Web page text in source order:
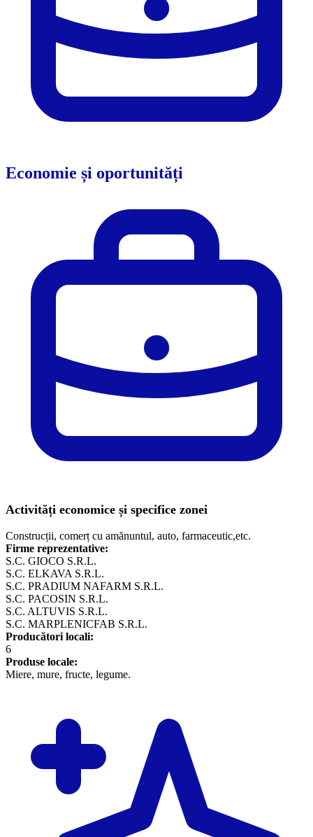
Economie și oportunități
Activități economice și specifice zonei
Construcții, comerț cu amănuntul, auto, farmaceutic,etc.
Firme reprezentative:
S.C. GIOCO S.R.L.
S.C. ELKAVA S.R.L.
S.C. PRADIUM NAFARM S.R.L.
S.C. PACOSIN S.R.L.
S.C. ALTUVIS S.R.L.
S.C. MARPLENICFAB S.R.L.
Producători locali:
6
Produse locale:
​Miere, mure, fructe, legume.